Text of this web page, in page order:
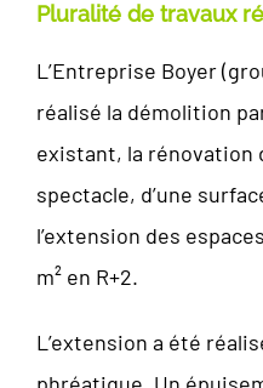
Pluralité de travaux
L’Entreprise Boyer
réalisé la démolition
existant, la rénovation
spectacle, d’une
l’extension des
m² en R+2.
L’extension a été